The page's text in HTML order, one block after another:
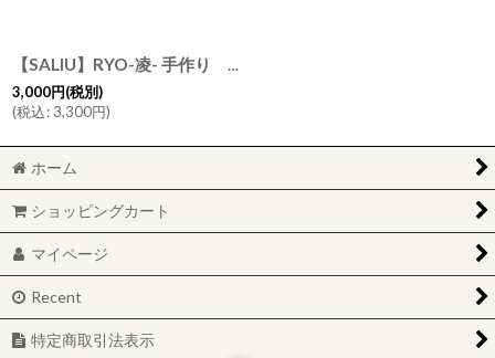
【SALIU】RYO-凌- 手作り 一輪挿し/花器/花瓶/伝統工芸士/玉光陶苑/常滑焼/日本製/サリウ
3,000円(税別)
(税込: 3,300円)
ホーム
ショッピングカート
マイページ
Recent
特定商取引法表示